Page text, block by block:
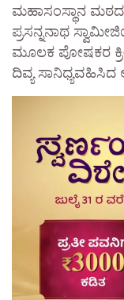
ಮಹಾಸಂಸ್ಥಾನ ಮಠದ
ಪ್ರಸನ್ನನಾಥ
ಮೂಲಕ ಪೋಷಕರ
ದಿವ್ಯ ಸಾನಿಧ್ಯವಹಿಸಿದ